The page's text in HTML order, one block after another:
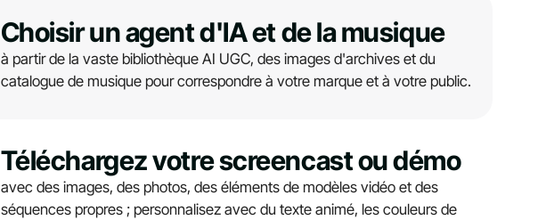
Choisir un agent d'IA et de la musique
à partir de la vaste bibliothèque AI UGC, des images d'archives et du
catalogue de musique pour correspondre à votre marque et à votre public.
Téléchargez votre screencast ou démo
avec des images, des photos, des éléments de modèles vidéo et des
séquences propres ; personnalisez avec du texte animé, les couleurs de